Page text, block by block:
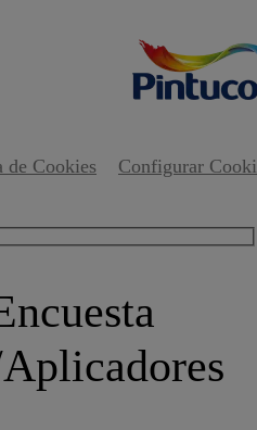
de Cookies Configurar